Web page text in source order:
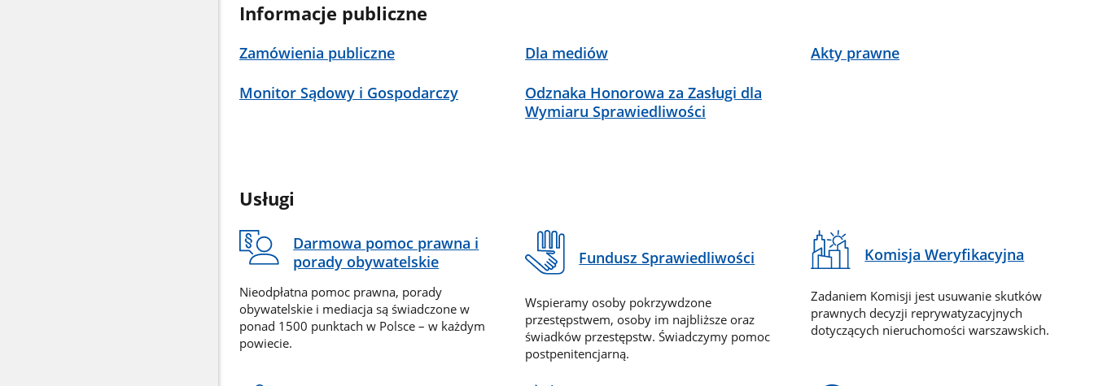
Informacje publiczne
Zamówienia publiczne Dla mediów Akty prawne
Monitor Sądowy i Gospodarczy
Odznaka Honorowa za Zasługi dla
Wymiaru Sprawiedliwości
Usługi
Darmowa pomoc prawna i
porady obywatelskie
Nieodpłatna pomoc prawna, porady
obywatelskie i mediacja są świadczone w
ponad 1500 punktach w Polsce – w każdym
powiecie.
Fundusz Sprawiedliwości
Wspieramy osoby pokrzywdzone
przestępstwem, osoby im najbliższe oraz
świadków przestępstw. Świadczymy pomoc
postpenitencjarną.
Komisja Weryfikacyjna
Zadaniem Komisji jest usuwanie skutków
prawnych decyzji reprywatyzacyjnych
dotyczących nieruchomości warszawskich.